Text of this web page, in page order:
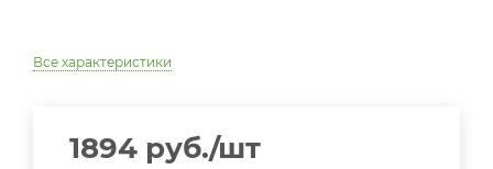
Все характеристики
1894 руб./шт